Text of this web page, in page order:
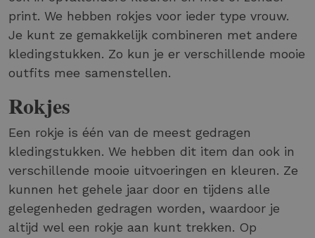
print. We hebben rokjes voor ieder type vrouw.
Je kunt ze gemakkelijk combineren met andere
kledingstukken. Zo kun je er verschillende mooie
outfits mee samenstellen.
Rokjes
Een rokje is één van de meest gedragen
kledingstukken. We hebben dit item dan ook in
verschillende mooie uitvoeringen en kleuren. Ze
kunnen het gehele jaar door en tijdens alle
gelegenheden gedragen worden, waardoor je
altijd wel een rokje aan kunt trekken. Op